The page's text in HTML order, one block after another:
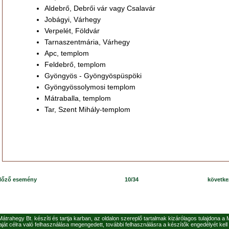
Aldebrő, Debrői vár vagy Csalavár
Jobágyi, Várhegy
Verpelét, Földvár
Tarnaszentmária, Várhegy
Apc, templom
Feldebrő, templom
Gyöngyös - Gyöngyöspüspöki
Gyöngyössolymosi templom
Mátraballa, templom
Tar, Szent Mihály-templom
esemény 10/34
Bt. készíti és tartja karban, az oldalon szereplő tartalmak kizárólagos tulajdona a
célra való felhasználása megengedett, további felhasználásra a készítők engedélyét